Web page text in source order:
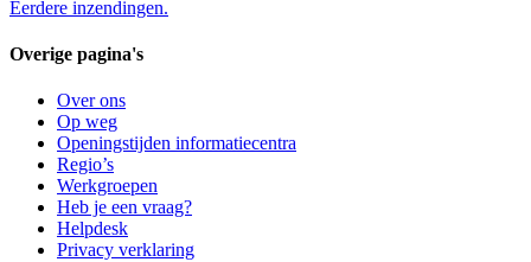
Eerdere inzendingen.
Overige pagina's
Over ons
Op weg
Openingstijden informatiecentra
Regio’s
Werkgroepen
Heb je een vraag?
Helpdesk
Privacy verklaring